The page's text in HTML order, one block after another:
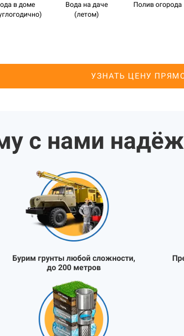
в доме
Вода на даче
(летом)
Полив огорода
УЗНАТЬ ЦЕНУ
с нами
Бурим грунты любой сложности,
до 200 метров